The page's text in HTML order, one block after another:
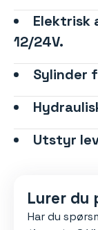
Elektrisk
12/24V.
Sylinder
Utstyr
Lurer du
Har du